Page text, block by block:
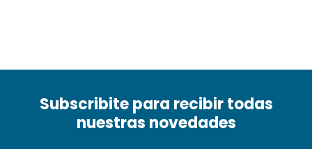
Subscribite para recibir todas
nuestras novedades